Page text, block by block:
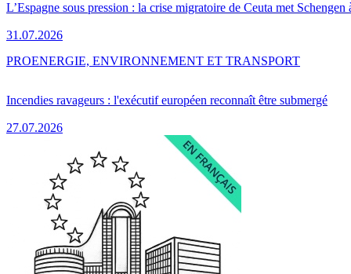
L’Espagne sous pression : la crise migratoire de Ceuta met Schengen
31.07.2026
Incendies ravageurs : l'exécutif européen reconnaît être submergé
27.07.2026
PROENERGIE, ENVIRONNEMENT ET TRANSPORT